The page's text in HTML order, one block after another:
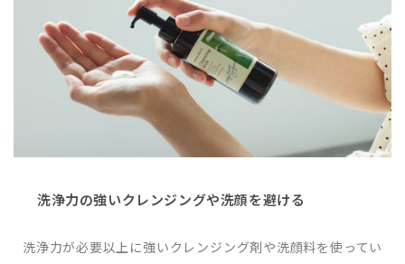
洗浄力の強いクレンジングや洗顔を避ける
洗浄力が必要以上に強いクレンジング剤や洗顔料を使ってい